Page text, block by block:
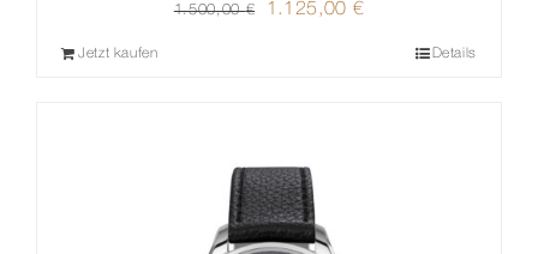
1.500,00€
Ursprünglicher
1.125,00 €
Jetzt kaufen Details